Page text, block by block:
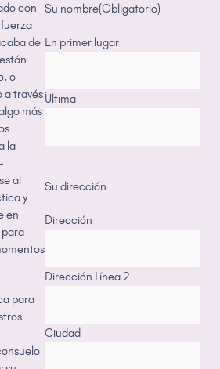
con
de
o
a través
más
la
al
y
en
para
Su nombre(Obligatorio)
En primer lugar
Última
Su dirección
Dirección
Dirección Línea 2
Ciudad